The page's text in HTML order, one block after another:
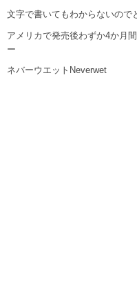
文字で書いてもわからないので
アメリカで発売後わずか4か月
ー
ネバーウエットNeverwet